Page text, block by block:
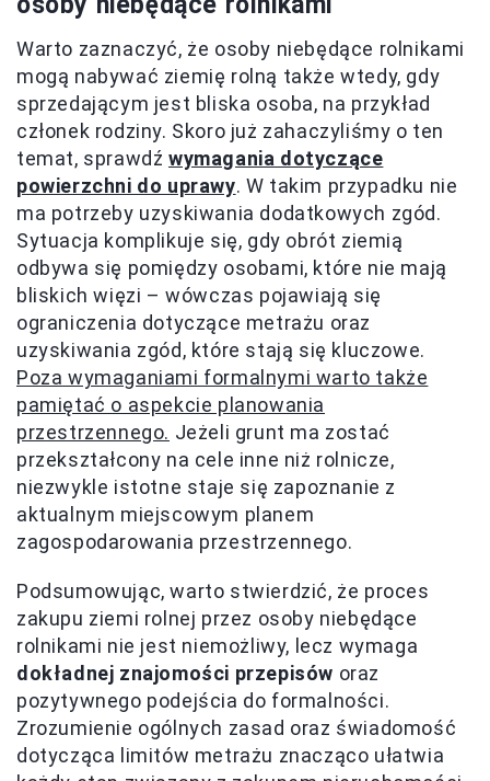
Warto zaznaczyć, że osoby niebędące rolnikami
mogą nabywać ziemię rolną także wtedy, gdy
sprzedającym jest bliska osoba, na przykład
członek rodziny. Skoro już zahaczyliśmy o ten
temat, sprawdź wymagania dotyczące
powierzchni do uprawy. W takim przypadku nie
ma potrzeby uzyskiwania dodatkowych zgód.
Sytuacja komplikuje się, gdy obrót ziemią
odbywa się pomiędzy osobami, które nie mają
bliskich więzi – wówczas pojawiają się
ograniczenia dotyczące metrażu oraz
uzyskiwania zgód, które stają się kluczowe.
Poza wymaganiami formalnymi warto także
pamiętać o aspekcie planowania
przestrzennego. Jeżeli grunt ma zostać
przekształcony na cele inne niż rolnicze,
niezwykle istotne staje się zapoznanie z
aktualnym miejscowym planem
zagospodarowania przestrzennego.
Podsumowując, warto stwierdzić, że proces
zakupu ziemi rolnej przez osoby niebędące
rolnikami nie jest niemożliwy, lecz wymaga
dokładnej znajomości przepisów oraz
pozytywnego podejścia do formalności.
Zrozumienie ogólnych zasad oraz świadomość
dotycząca limitów metrażu znacząco ułatwia